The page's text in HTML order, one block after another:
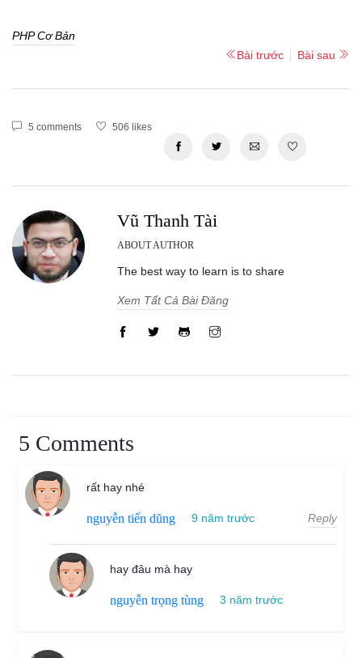
PHP Cơ Bản
Bài trước
Bài sau
5 comments 506 likes
Vũ Thanh Tài
ABOUT AUTHOR
The best way to learn is to share
Xem Tất Cả Bài Đăng
5 Comments
rất hay nhé
nguyễn tiến dũng 9 năm trước Reply
hay đâu mà hay
nguyễn trọng tùng 3 năm trước